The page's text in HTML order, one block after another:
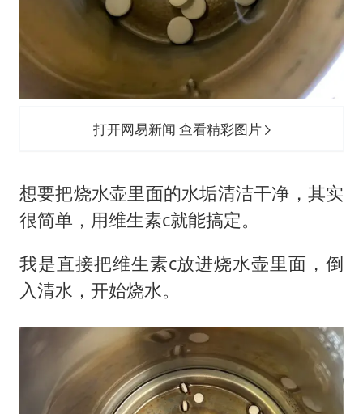
打开网易新闻 查看精彩图片
想要把烧水壶里面的水垢清洁干净，其实
很简单，用维生素c就能搞定。
我是直接把维生素c放进烧水壶里面，倒
入清水，开始烧水。